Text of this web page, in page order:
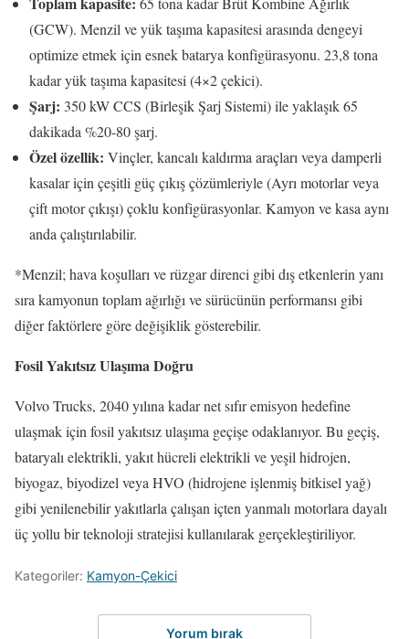
(GCW). Menzil ve yük taşıma kapasitesi arasında dengeyi
optimize etmek için esnek batarya konfigürasyonu. 23,8 tona
kadar yük taşıma kapasitesi (4×2 çekici).
Şarj: 350 kW CCS (Birleşik Şarj Sistemi) ile yaklaşık 65
dakikada %20-80 şarj.
Özel özellik: Vinçler, kancalı kaldırma araçları veya damperli
kasalar için çeşitli güç çıkış çözümleriyle (Ayrı motorlar veya
çift motor çıkışı) çoklu konfigürasyonlar. Kamyon ve kasa aynı
anda çalıştırılabilir.
*Menzil; hava koşulları ve rüzgar direnci gibi dış etkenlerin yanı
sıra kamyonun toplam ağırlığı ve sürücünün performansı gibi
diğer faktörlere göre değişiklik gösterebilir.
Fosil Yakıtsız Ulaşıma Doğru
Volvo Trucks, 2040 yılına kadar net sıfır emisyon hedefine
ulaşmak için fosil yakıtsız ulaşıma geçişe odaklanıyor. Bu geçiş,
bataryalı elektrikli, yakıt hücreli elektrikli ve yeşil hidrojen,
biyogaz, biyodizel veya HVO (hidrojene işlenmiş bitkisel yağ)
gibi yenilenebilir yakıtlarla çalışan içten yanmalı motorlara dayalı
üç yollu bir teknoloji stratejisi kullanılarak gerçekleştiriliyor.
Kategoriler: Kamyon-Çekici
Yorum bırak